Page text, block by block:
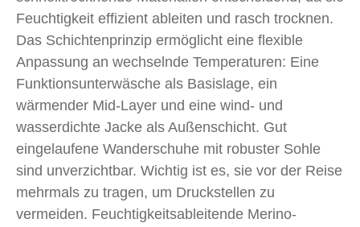
Feuchtigkeit effizient ableiten und rasch trocknen.
Das Schichtenprinzip ermöglicht eine flexible
Anpassung an wechselnde Temperaturen: Eine
Funktionsunterwäsche als Basislage, ein
wärmender Mid-Layer und eine wind- und
wasserdichte Jacke als Außenschicht. Gut
eingelaufene Wanderschuhe mit robuster Sohle
sind unverzichtbar. Wichtig ist es, sie vor der Reise
mehrmals zu tragen, um Druckstellen zu
vermeiden. Feuchtigkeitsableitende Merino-